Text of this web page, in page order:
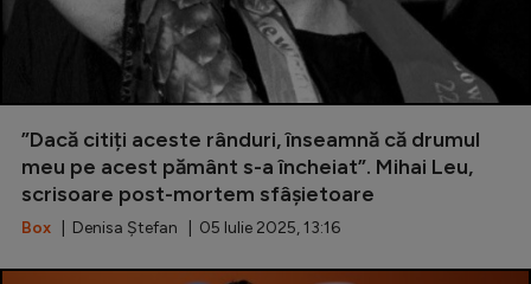
”Dacă citiți aceste rânduri, înseamnă că drumul
meu pe acest pământ s-a încheiat”. Mihai Leu,
scrisoare post-mortem sfâșietoare
Box | Denisa Ștefan | 05 Iulie 2025, 13:16